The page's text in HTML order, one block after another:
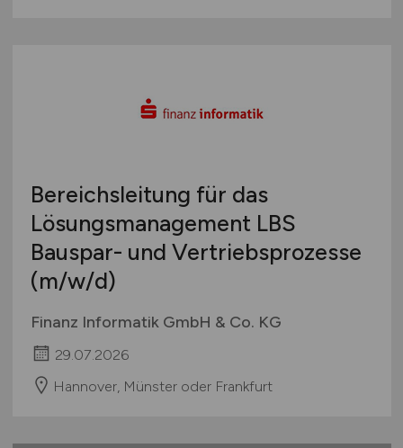
Bereichsleitung für das
Lösungsmanagement LBS
Bauspar- und Vertriebsprozesse
(m/w/d)
Finanz Informatik GmbH & Co. KG
29.07.2026
Hannover, Münster oder Frankfurt